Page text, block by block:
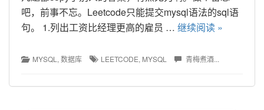
吧，前事不忘。Leetcode只能提交mysql语法的sql语
句。 1.列出工资比经理更高的雇员 … 继续阅读 »
MYSQL , 数据库 LEETCODE, MYSQL 青梅煮酒...